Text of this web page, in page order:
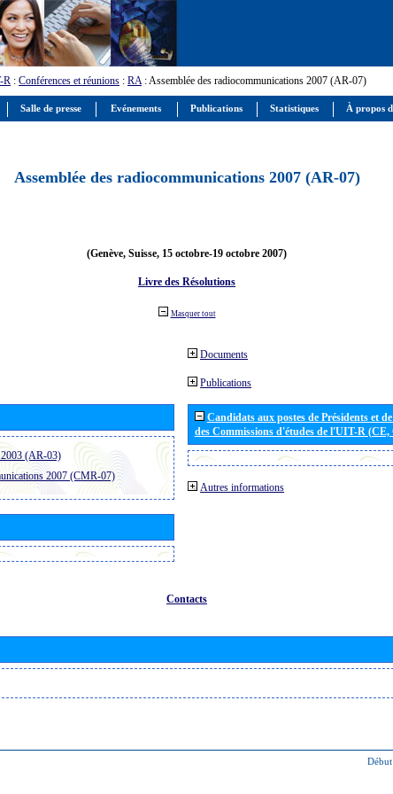
R : Conférences et réunions : RA: Assemblée des radiocommunications 2007 (AR-07)
Assemblée des radiocommunications 2007 (AR-07)
(Genève, Suisse, 15 octobre-19 octobre 2007)
Livre des Résolutions
Masquer tout
2003 (AR-03)
2007 (CMR-07)
Documents
Publications
Candidats aux postes de Présidents et
des Commissions d'études de l'UIT-R
Autres informations
Contacts
Salle de presse Evénements Publications Statistiques À propos